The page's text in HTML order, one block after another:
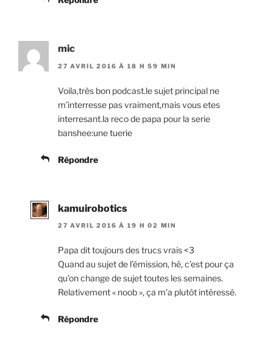
mic
27 AVRIL 2016 À 18 H 59 MIN
Voila,très bon podcast.le sujet principal ne
m’interresse pas vraiment,mais vous etes
interresant.la reco de papa pour la serie
banshee:une tuerie
Répondre
kamuirobotics
27 AVRIL 2016 À 19 H 02 MIN
Papa dit toujours des trucs vrais <3
Quand au sujet de l’émission, hé, c’est pour ça
qu’on change de sujet toutes les semaines.
Relativement « noob », ça m’a plutôt intéressé.
Répondre